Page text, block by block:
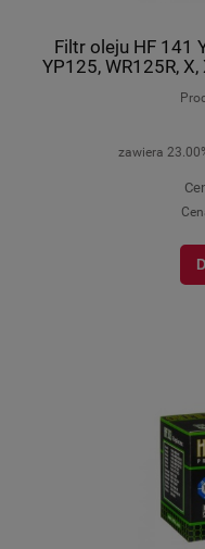
Filtr oleju HF 141
YP125, WR125R,
zawiera